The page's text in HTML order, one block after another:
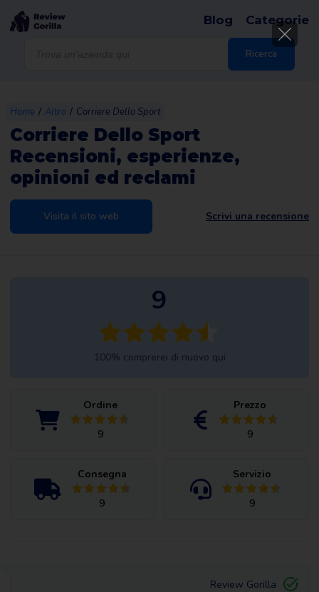
Ricerca
Blog Categorie
Home / Altro / Corriere Dello Sport
Corriere Dello Sport
Recensioni, esperienze,
opinioni ed reclami
Visita il sito web Scrivi una recensione
Ordine
9
Prezzo
9
Consegna
9
Servizio
9
9
100% comprerei di nuovo qui
Review Gorilla